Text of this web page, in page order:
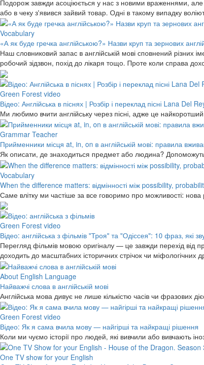
Подорож завжди асоціюється у нас з новими враженнями, але
або в чеку з'явився зайвий товар. Одні в такому випадку
Vocabulary
«А як буде гречка англійською?» Назви круп та зернових
Наш словниковий запас в англійській мові сповнений різних
робочий зідзвон, похід до лікаря тощо. Проте коли справа
Green Forest video
Відео: Англійська в піснях | Розбір і переклад пісні Lana Del
Ми любимо вчити англійську через пісні, адже це
Grammar Teacher
Прийменники місця at, in, on в англійській мові: правила
Як описати, де знаходиться предмет або людина?
Vocabulary
When the difference matters: відмінності між possibility,
Саме влітку ми частіше за все говоримо про можливості:
Green Forest video
Відео: англійська з фільмів "Троя" та "Одіссея": 10 фраз, які
Перегляд фільмів мовою оригіналу — це завжди перехід від
доходить до масштабних історичних стрічок чи
About English Language
Найважчі слова в англійській мові
Англійська мова дивує не лише кількістю часів чи фразових
Green Forest video
Відео: Як я сама вчила мову — найгірші та найкращі рішення
Коли ми чуємо історії про людей, які вивчили або вивчають
One TV show for your English